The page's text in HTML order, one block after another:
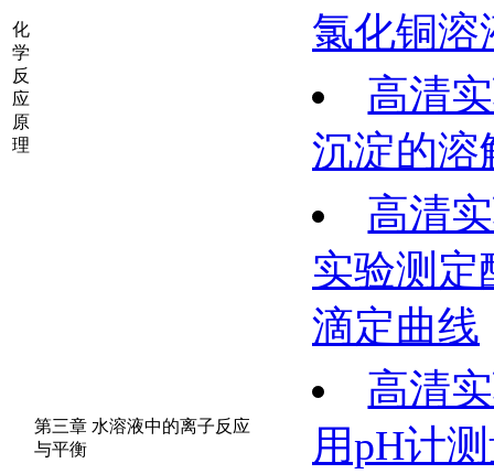
化
学
反
应
原
理
第三章 水溶液中的离子反应
与平衡
氯化铜溶
高清
沉淀的溶
高清
实验测定
滴定曲线
高清
用pH计